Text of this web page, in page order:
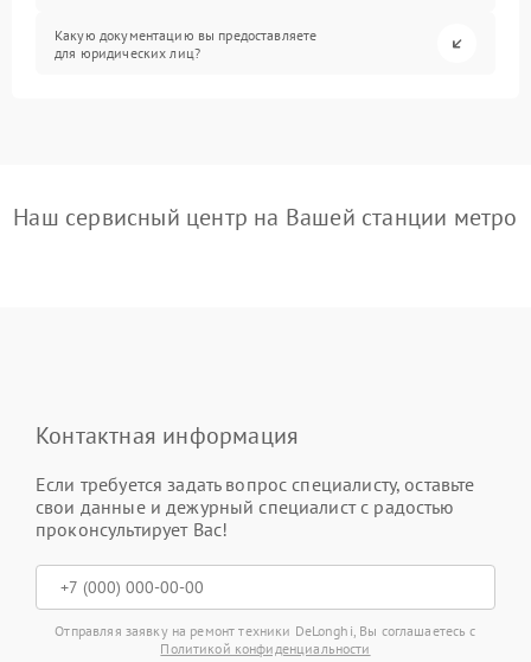
Какую документацию вы предоставляете
для юридических лиц?
Наш сервисный центр на Вашей станции метро
Контактная информация
Если требуется задать вопрос специалисту, оставьте
свои данные и дежурный специалист с радостью
проконсультирует Вас!
Отправляя заявку на ремонт техники DeLonghi, Вы соглашаетесь с
Политикой конфиденциальности